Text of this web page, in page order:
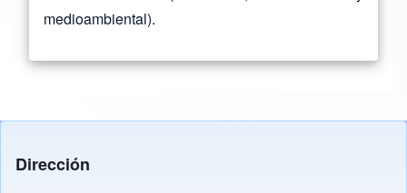
medioambiental).
Dirección